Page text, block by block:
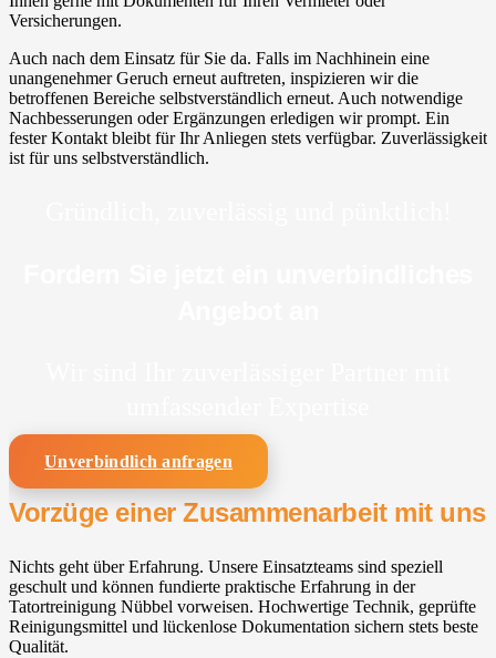
Versicherungen.
Auch nach dem Einsatz für Sie da. Falls im Nachhinein eine
unangenehmer Geruch erneut auftreten, inspizieren wir die
betroffenen Bereiche selbstverständlich erneut. Auch notwendige
Nachbesserungen oder Ergänzungen erledigen wir prompt. Ein
fester Kontakt bleibt für Ihr Anliegen stets verfügbar. Zuverlässigkeit
ist für uns selbstverständlich.
Unverbindlich anfragen
Vorzüge einer Zusammenarbeit mit uns
Nichts geht über Erfahrung. Unsere Einsatzteams sind speziell
geschult und können fundierte praktische Erfahrung in der
Tatortreinigung Nübbel vorweisen. Hochwertige Technik, geprüfte
Reinigungsmittel und lückenlose Dokumentation sichern stets beste
Qualität.